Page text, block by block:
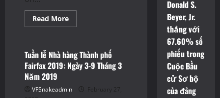
Read MoreRead
more
Master
Plan
Work
Session
2/28
Nhà Hàng
Restaurants
Tuần lễ Nhà hàng Thành phố
Fairfax 2019: Ngày 3-9 Tháng 3
Năm 2019
VFSnakeadmin
February 27,
Donald S.
Beyer, Jr.
thắng với
67.60% số
phiếu trong
Cuộc Bầu
cử Sơ bộ
của đảng